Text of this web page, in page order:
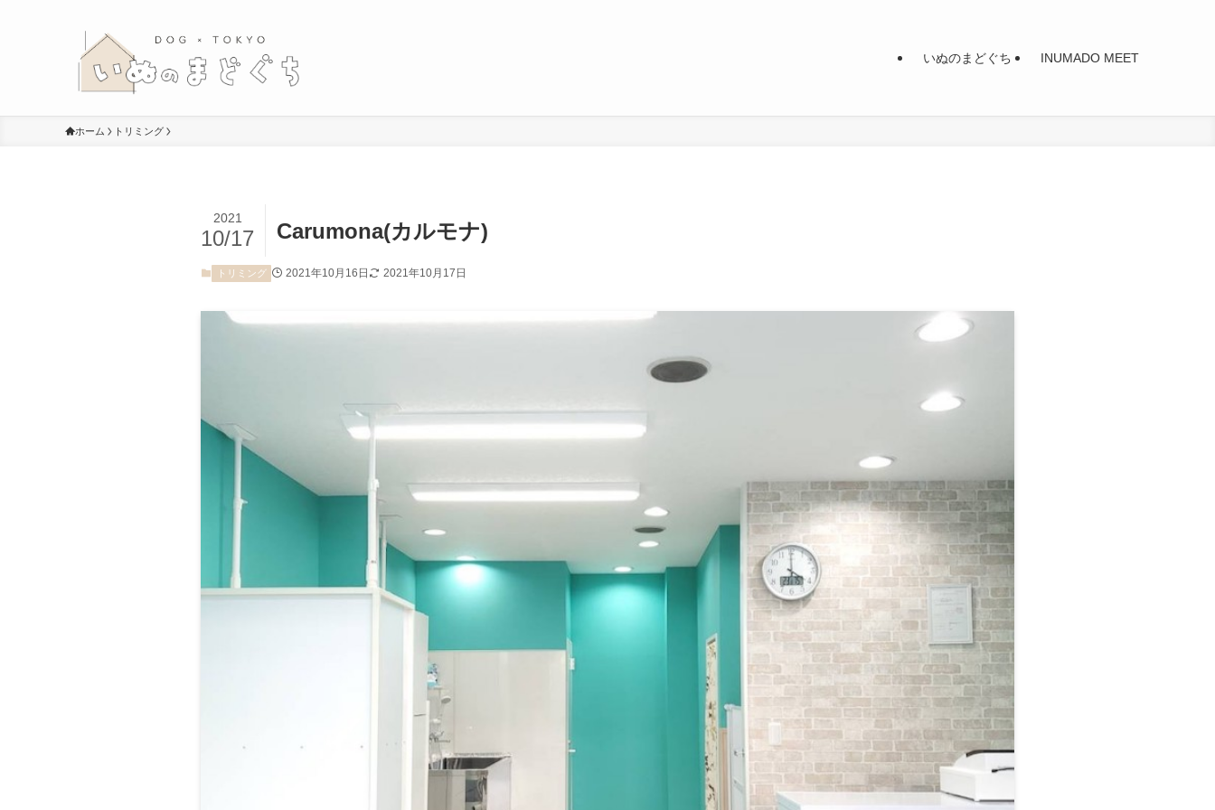
いぬのまどぐち INUMADO MEET
ホーム トリミング
Carumona(カルモナ)
2021
10/17
トリミング 2021年10月16日 2021年10月17日